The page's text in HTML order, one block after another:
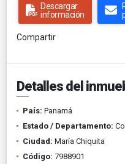
Descargar
información
Compartir
Detalles del
País: Panamá
Estado / Departamento:
Ciudad: María Chiquita
Código: 7988901